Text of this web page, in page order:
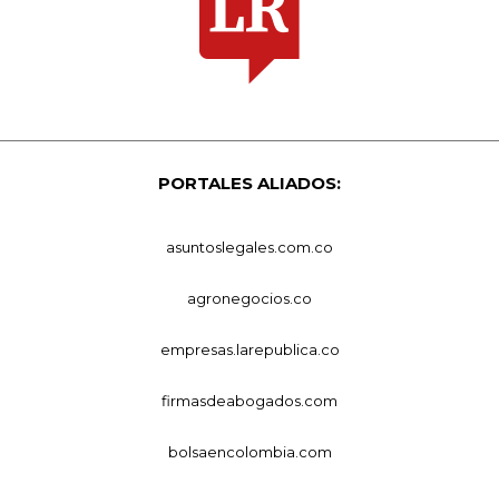
PORTALES ALIADOS:
asuntoslegales.com.co
agronegocios.co
empresas.larepublica.co
firmasdeabogados.com
bolsaencolombia.com